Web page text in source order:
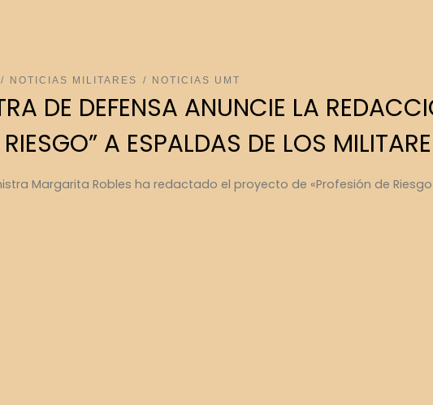
NOTICIAS MILITARES NOTICIAS UMT
DE DEFENSA ANUNCIE LA
A ESPALDAS DE LOS
Margarita Robles ha redactado el proyecto de «Profesión de